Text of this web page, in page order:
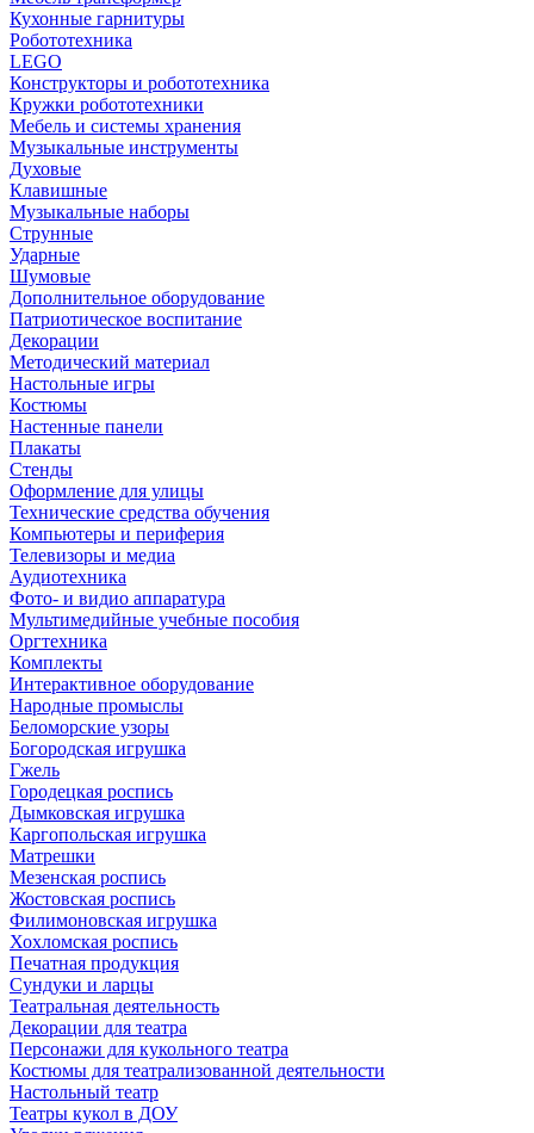
Кухонные гарнитуры
Робототехника
LEGO
Конструкторы и робототехника
Кружки робототехники
Мебель и системы хранения
Музыкальные инструменты
Духовые
Клавишные
Музыкальные наборы
Струнные
Ударные
Шумовые
Дополнительное оборудование
Патриотическое воспитание
Декорации
Методический материал
Настольные игры
Костюмы
Настенные панели
Плакаты
Стенды
Оформление для улицы
Технические средства обучения
Компьютеры и периферия
Телевизоры и медиа
Аудиотехника
Фото- и видио аппаратура
Мультимедийные учебные пособия
Оргтехника
Комплекты
Интерактивное оборудование
Народные промыслы
Беломорские узоры
Богородская игрушка
Гжель
Городецкая роспись
Дымковская игрушка
Каргопольская игрушка
Матрешки
Мезенская роспись
Жостовская роспись
Филимоновская игрушка
Хохломская роспись
Печатная продукция
Сундуки и ларцы
Театральная деятельность
Декорации для театра
Персонажи для кукольного театра
Костюмы для театрализованной деятельности
Настольный театр
Театры кукол в ДОУ